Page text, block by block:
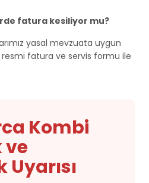
fatura kesiliyor mu?
yasal mevzuata uygun
fatura ve servis formu ile
Kombi
ve